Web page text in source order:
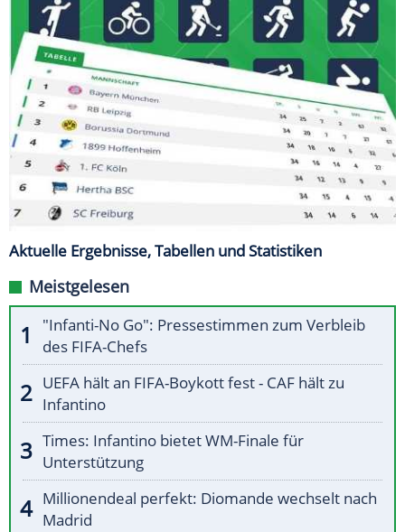
Aktuelle Ergebnisse, Tabellen und Statistiken
Meistgelesen
"Infanti-No Go": Pressestimmen zum Verbleib
des FIFA-Chefs
UEFA hält an FIFA-Boykott fest - CAF hält zu
Infantino
Times: Infantino bietet WM-Finale für
Unterstützung
Millionendeal perfekt: Diomande wechselt nach
Madrid